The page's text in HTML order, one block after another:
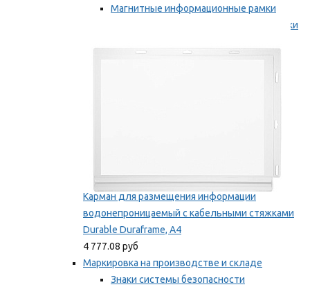
Магнитные информационные рамки
Самоклеящиеся информационные рамки
Карман для размещения информации
водонепроницаемый с кабельными стяжками
Durable Duraframe, А4
4 777.08 руб
Маркировка на производстве и складе
Знаки системы безопасности